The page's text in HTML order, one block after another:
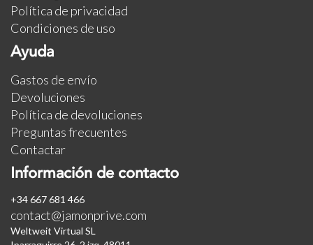
Política de privacidad
Condiciones de uso
Ayuda
Gastos de envío
Devoluciones
Política de devoluciones
Preguntas frecuentes
Contactar
Información de contacto
+34 667 681 466
contact@jamonprive.com
Weltweit Virtual SL